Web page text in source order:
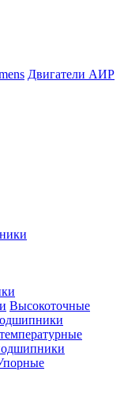
Двигатели АИР
Высокоточные